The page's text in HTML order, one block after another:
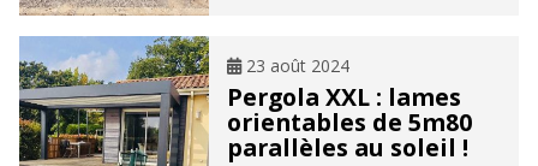
23 août 2024
Pergola XXL : lames
orientables de 5m80
parallèles au soleil !